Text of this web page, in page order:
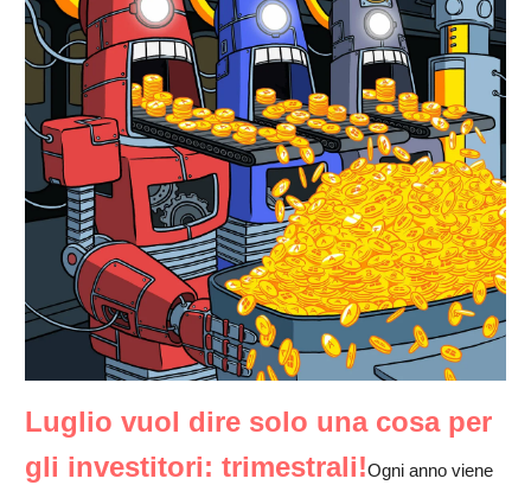
Luglio vuol dire solo una cosa per
gli investitori: trimestrali!Ogni anno viene